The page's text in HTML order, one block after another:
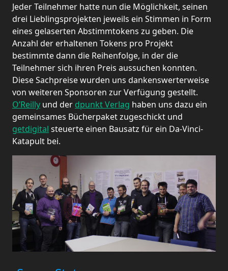
Jeder Teilnehmer hatte nun die Möglichkeit, seinen
drei Lieblingsprojekten jeweils ein Stimmen in Form
eines gelaserten Abstimmtokens zu geben. Die
Anzahl der erhaltenen Tokens pro Projekt
bestimmte dann die Reihenfolge, in der die
Teilnehmer sich ihren Preis aussuchen konnten.
Diese Sachpreise wurden uns dankenswerterweise
von weiteren Sponsoren zur Verfügung gestellt.
O’Reilly und der dpunkt Verlag haben uns dazu ein
gemeinsames Bücherpaket zugeschickt und
getdigital steuerte einen Bausatz für ein Da-Vinci-
Katapult bei.